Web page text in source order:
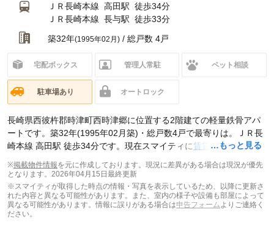
ＪＲ長崎本線 高田駅 徒歩34分
ＪＲ長崎本線 長与駅 徒歩33分
築32年(1995年02月) / 総戸数 4戸
宅配ボックス 管理人常駐 ペット相談
駐車場あり オートロック
…もっと見る
長崎県西彼杵郡時津町西時津郷に位置する2階建ての軽量鉄骨アパ
ートです。築32年(1995年02月築)・総戸数4戸で最寄りは。ＪＲ長
崎本線 高田駅 徒歩34分です。現在スマイティに賃貸募集中の部屋
※掲載物件情報を元に作成しております。現況に差異がある場合は現況が優先
となります。 2026年04月15日最終更新
※スマイティが取得した時点の情報・写真を表示しているため、以降に更新さ
れた内容と異なる可能性があります。また、室内の様子や設備も部屋によって
異なる可能性があります。情報に誤りがある場合は申告フォーム よりご連絡く
ださい。